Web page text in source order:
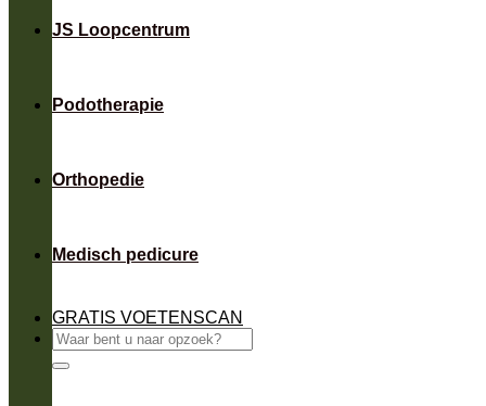
JS Loopcentrum
Podotherapie
Orthopedie
Medisch pedicure
GRATIS VOETENSCAN
Zoeken
naar: